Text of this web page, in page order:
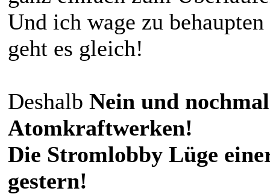
Und ich wage zu
geht es gleich!
Deshalb Nein und
Atomkraftwerken!
Die Stromlobby Lüge
gestern!